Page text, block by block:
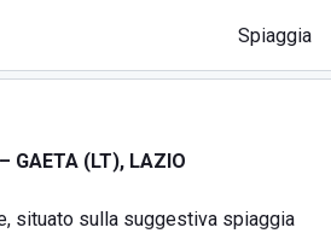
Spiaggia
GAETA (LT), LAZIO
situato sulla suggestiva spiaggia